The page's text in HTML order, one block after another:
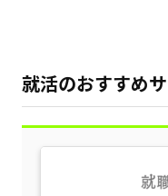
就活のおすすめ